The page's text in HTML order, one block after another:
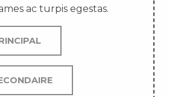
ac turpis egestas.